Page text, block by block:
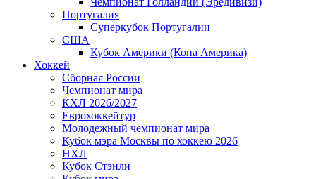
Португалия
Суперкубок Португалии
США
Кубок Америки (Копа Америка)
Хоккей
Сборная России
Чемпионат мира
КХЛ 2026/2027
Еврохоккейтур
Молодежный чемпионат мира
Кубок мэра Москвы по хоккею 2026
НХЛ
Кубок Стэнли